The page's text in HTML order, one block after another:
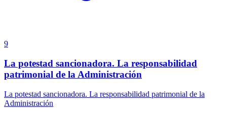
9
La potestad sancionadora. La responsabilidad
patrimonial de la Administración
La potestad sancionadora. La responsabilidad patrimonial de la
Administración